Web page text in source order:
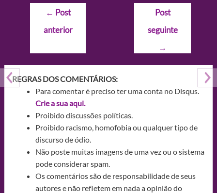
Navegação
Post
← Post
anterior
Post
seguinte
→
REGRAS DOS COMENTÁRIOS:
Para comentar é preciso ter uma conta no Disqus.
Crie a sua aqui.
Proibido discussões políticas.
Proibido racismo, homofobia ou qualquer tipo de
discurso de ódio.
Não poste muitas imagens de uma vez ou o sistema
pode considerar spam.
Os comentários são de responsabilidade de seus
autores e não refletem em nada a opinião do